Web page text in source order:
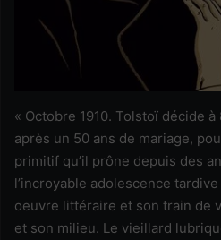
« Octobre 1910. Tolstoï décide
après un 50 ans de mariage,
primitif qu’il prône depuis des
l’incroyable adolescence
oeuvre littéraire et son train de
et son milieu. Le vieillard